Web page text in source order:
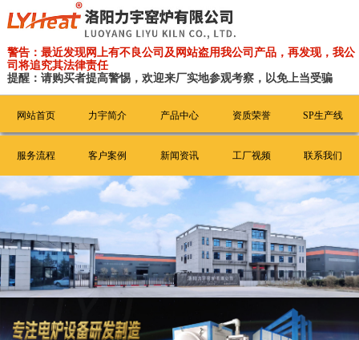
警告：最近发现网上有不良公司及网站盗用我公司产品，再发现，我公
司将追究其法律责任
提醒：请购买者提高警惕，欢迎来厂实地参观考察，以免上当受骗
网站首页 力宇简介 产品中心 资质荣誉 SP生产线
服务流程 客户案例 新闻资讯 工厂视频 联系我们